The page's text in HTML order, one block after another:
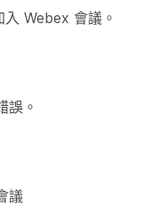
入 Webex 會議。
誤。
議